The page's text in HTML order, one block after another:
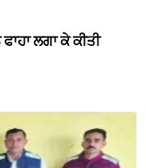
ਲਗਾ ਕੇ ਕੀਤੀ